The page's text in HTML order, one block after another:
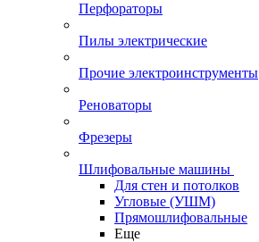
Перфораторы
Пилы электрические
Прочие электроинструменты
Реноваторы
Фрезеры
Шлифовальные машины
Для стен и потолков
Угловые (УШМ)
Прямошлифовальные
Еще